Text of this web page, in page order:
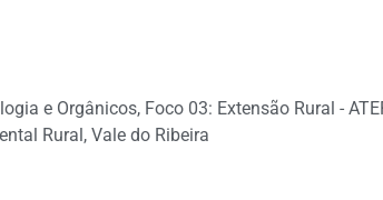
e Orgânicos, Foco 03: Extensão Rural -
Rural, Vale do Ribeira